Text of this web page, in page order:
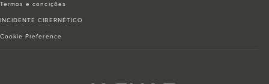
Termos e conciҫões
INCIDENTE CIBERNÉTICO
Cookie Preference